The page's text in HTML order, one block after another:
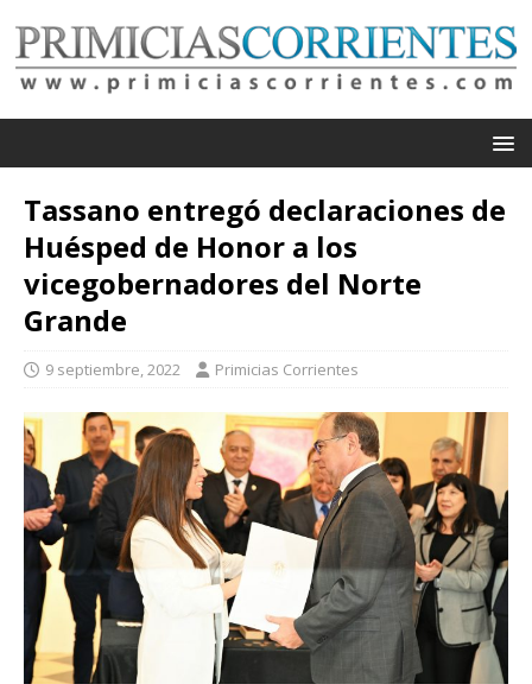
Tassano entregó declaraciones de
Huésped de Honor a los
vicegobernadores del Norte
Grande
9 septiembre, 2022 Primicias Corrientes